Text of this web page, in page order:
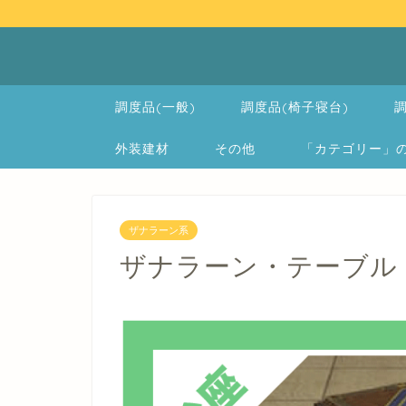
調度品(一般) 調度品(椅子寝台)
外装建材 その他 「カテゴリー
ザナラーン系
ザナラーン・テーブ